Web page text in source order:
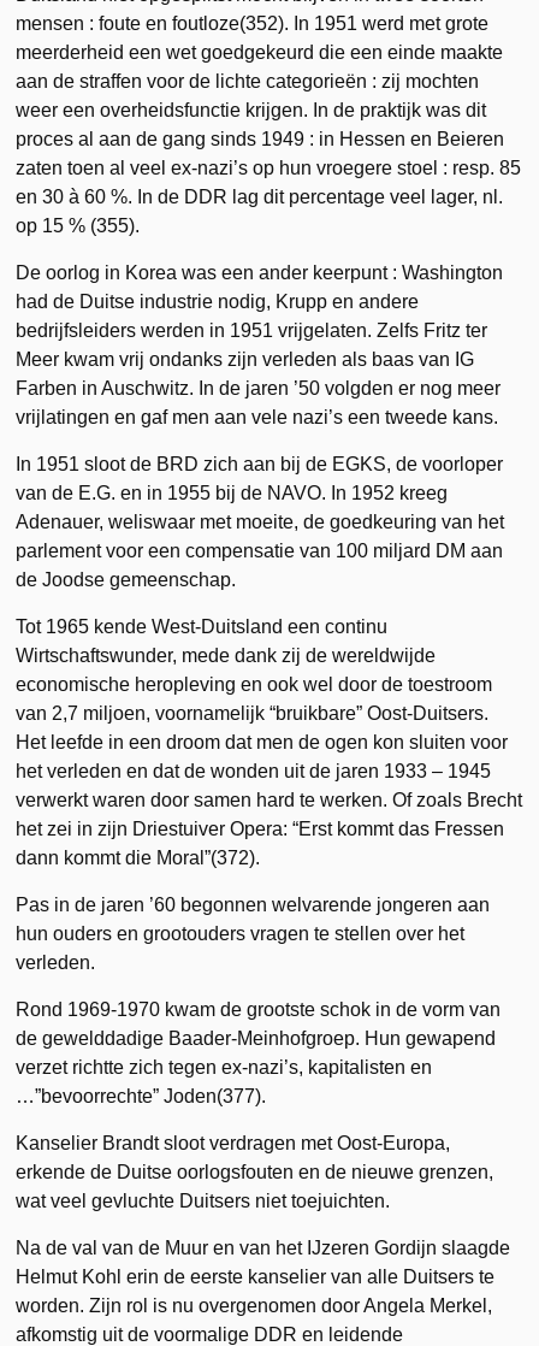
mensen : foute en foutloze(352). In 1951 werd met grote
meerderheid een wet goedgekeurd die een einde maakte
aan de straffen voor de lichte categorieën : zij mochten
weer een overheidsfunctie krijgen. In de praktijk was dit
proces al aan de gang sinds 1949 : in Hessen en Beieren
zaten toen al veel ex-nazi’s op hun vroegere stoel : resp. 85
en 30 à 60 %. In de DDR lag dit percentage veel lager, nl.
op 15 % (355).
De oorlog in Korea was een ander keerpunt : Washington
had de Duitse industrie nodig, Krupp en andere
bedrijfsleiders werden in 1951 vrijgelaten. Zelfs Fritz ter
Meer kwam vrij ondanks zijn verleden als baas van IG
Farben in Auschwitz. In de jaren ’50 volgden er nog meer
vrijlatingen en gaf men aan vele nazi’s een tweede kans.
In 1951 sloot de BRD zich aan bij de EGKS, de voorloper
van de E.G. en in 1955 bij de NAVO. In 1952 kreeg
Adenauer, weliswaar met moeite, de goedkeuring van het
parlement voor een compensatie van 100 miljard DM aan
de Joodse gemeenschap.
Tot 1965 kende West-Duitsland een continu
Wirtschaftswunder, mede dank zij de wereldwijde
economische heropleving en ook wel door de toestroom
van 2,7 miljoen, voornamelijk “bruikbare” Oost-Duitsers.
Het leefde in een droom dat men de ogen kon sluiten voor
het verleden en dat de wonden uit de jaren 1933 – 1945
verwerkt waren door samen hard te werken. Of zoals Brecht
het zei in zijn Driestuiver Opera: “Erst kommt das Fressen
dann kommt die Moral”(372).
Pas in de jaren ’60 begonnen welvarende jongeren aan
hun ouders en grootouders vragen te stellen over het
verleden.
Rond 1969-1970 kwam de grootste schok in de vorm van
de gewelddadige Baader-Meinhofgroep. Hun gewapend
verzet richtte zich tegen ex-nazi’s, kapitalisten en
…”bevoorrechte” Joden(377).
Kanselier Brandt sloot verdragen met Oost-Europa,
erkende de Duitse oorlogsfouten en de nieuwe grenzen,
wat veel gevluchte Duitsers niet toejuichten.
Na de val van de Muur en van het IJzeren Gordijn slaagde
Helmut Kohl erin de eerste kanselier van alle Duitsers te
worden. Zijn rol is nu overgenomen door Angela Merkel,
afkomstig uit de voormalige DDR en leidende